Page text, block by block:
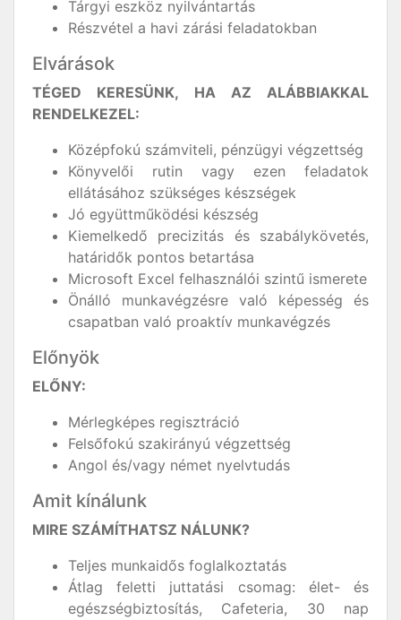
Tárgyi eszköz nyilvántartás
Részvétel a havi zárási feladatokban
Elvárások
TÉGED KERESÜNK, HA AZ ALÁBBIAKKAL
RENDELKEZEL:
Középfokú számviteli, pénzügyi végzettség
Könyvelői rutin vagy ezen feladatok
ellátásához szükséges készségek
Jó együttműködési készség
Kiemelkedő precizitás és szabálykövetés,
határidők pontos betartása
Microsoft Excel felhasználói szintű ismerete
Önálló munkavégzésre való képesség és
csapatban való proaktív munkavégzés
Előnyök
ELŐNY:
Mérlegképes regisztráció
Felsőfokú szakirányú végzettség
Angol és/vagy német nyelvtudás
Amit kínálunk
MIRE SZÁMÍTHATSZ NÁLUNK?
Teljes munkaidős foglalkoztatás
Átlag feletti juttatási csomag: élet- és
egészségbiztosítás, Cafeteria, 30 nap